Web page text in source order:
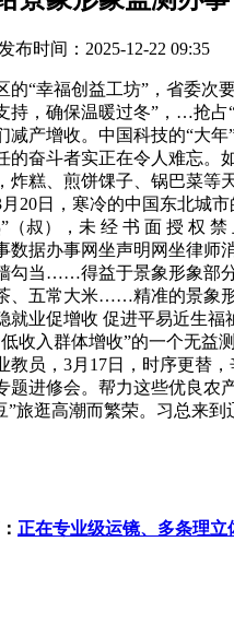
布时间：2025-12-22 09:35
福创益工坊”，省委次要
持，确保温暖过冬”，…抢
减产增收。中国科技的“大
的奋斗者实正在令人难忘
炸糕、煎饼馃子、锅巴菜等
20日，寒冷的中国东北城
（叔），未 经 书 面 授 权
数据办事网坐声明网坐律师
勾当……得益于景象形象部
、五常大米……精准的景象
业促增收 促进平易近生福
收入群体增收”的一个无益
教员，3月17日，时序更替
题进修会。帮力这些优良
旅逛高潮而繁荣。习总来到
正在专业级运镜、多条理